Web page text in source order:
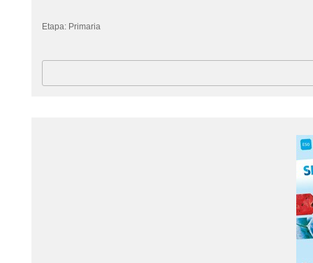
Etapa: Primaria